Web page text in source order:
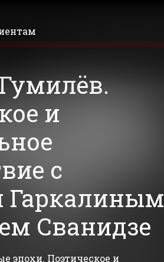
и
с
Гаркалиным
Сванидзе
эпохи. Поэтическое и